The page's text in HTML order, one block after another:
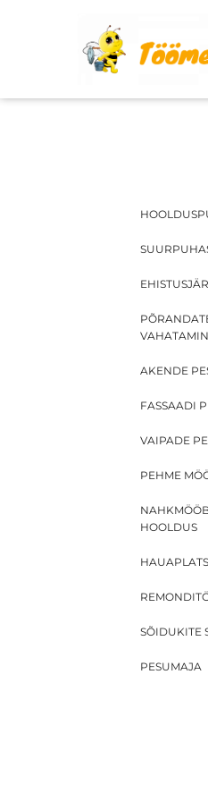
AKENDE
FASSAADI
VAIPADE
PEHME
HOOLDUS
SÕIDUKITE
PESUMAJA